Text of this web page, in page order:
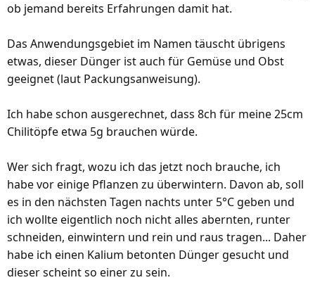
ob jemand bereits Erfahrungen damit hat.
Das Anwendungsgebiet im Namen täuscht übrigens
etwas, dieser Dünger ist auch für Gemüse und Obst
geeignet (laut Packungsanweisung).
Ich habe schon ausgerechnet, dass 8ch für meine 25cm
Chilitöpfe etwa 5g brauchen würde.
Wer sich fragt, wozu ich das jetzt noch brauche, ich
habe vor einige Pflanzen zu überwintern. Davon ab, soll
es in den nächsten Tagen nachts unter 5°C geben und
ich wollte eigentlich noch nicht alles abernten, runter
schneiden, einwintern und rein und raus tragen... Daher
habe ich einen Kalium betonten Dünger gesucht und
dieser scheint so einer zu sein.